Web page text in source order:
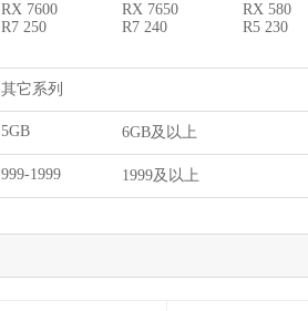
RX 7600 RX 7650 RX 580
R7 250 R7 240 R5 230
其它系列
5GB 6GB及以上
999-1999 1999及以上